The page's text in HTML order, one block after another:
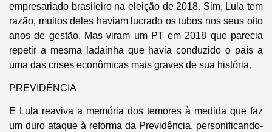
empresariado brasileiro na eleição de 2018. Sim, Lula tem
razão, muitos deles haviam lucrado os tubos nos seus oito
anos de gestão. Mas viram um PT em 2018 que parecia
repetir a mesma ladainha que havia conduzido o país a
uma das crises econômicas mais graves de sua história.
PREVIDÊNCIA
E Lula reaviva a memória dos temores à medida que faz
um duro ataque à reforma da Previdência, personificando-